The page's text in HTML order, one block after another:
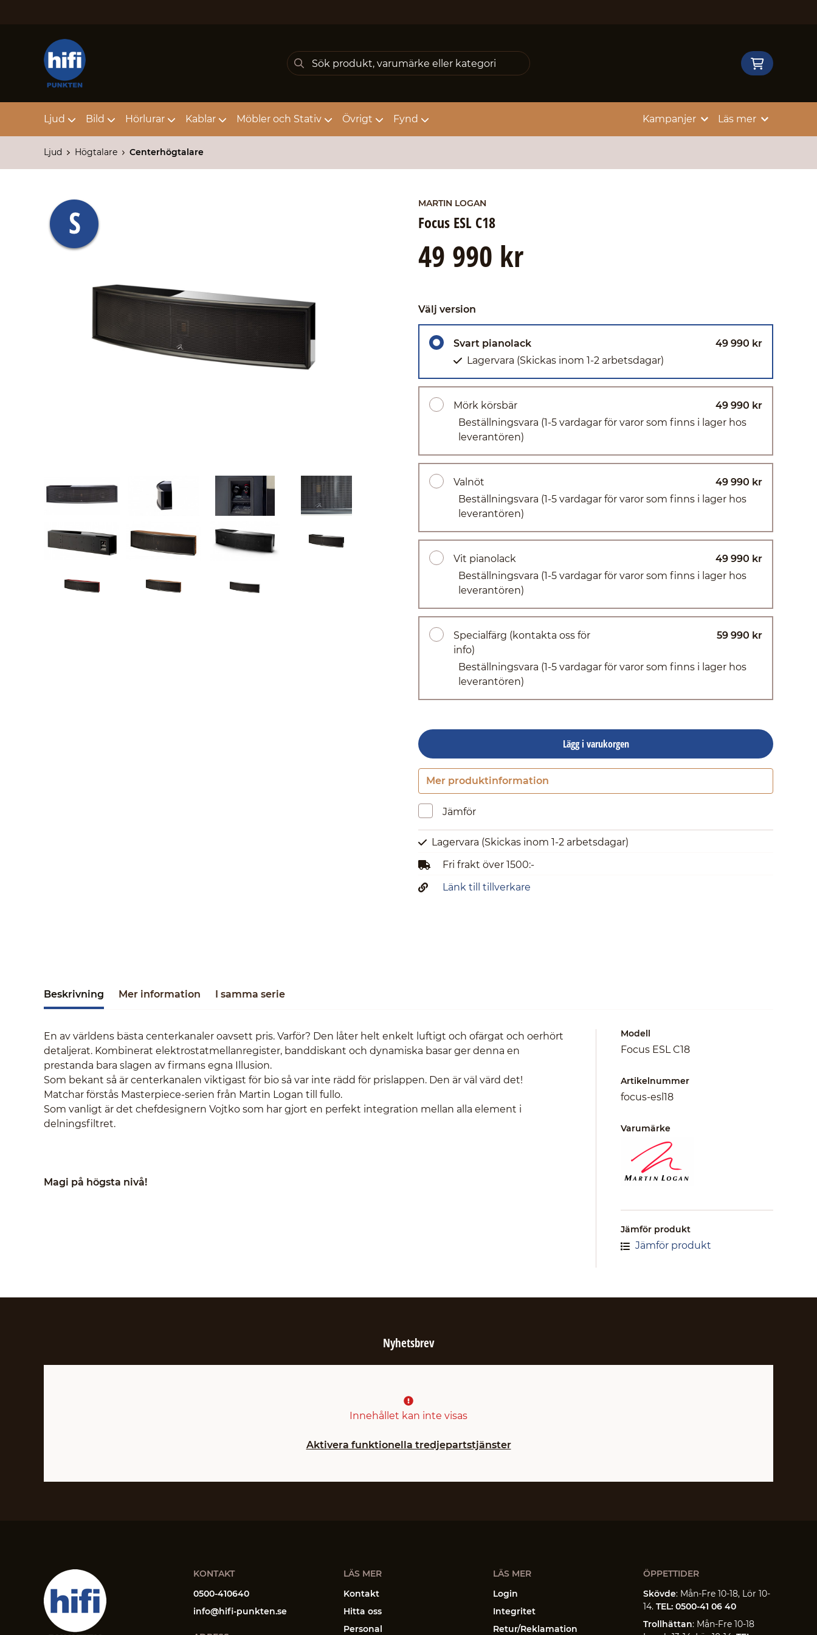
Ljud Bild Hörlurar Kablar Möbler och Stativ Övrigt Fynd Kampanjer Läs mer
Ljud Högtalare Centerhögtalare
MARTIN LOGAN
Focus ESL C18
49 990 kr
Välj version
Svart pianolack
49 990 kr
Lagervara (Skickas inom 1-2 arbetsdagar)
Mörk körsbär
49 990 kr
Beställningsvara (1-5 vardagar för varor som finns i lager hos
leverantören)
Valnöt
49 990 kr
Beställningsvara (1-5 vardagar för varor som finns i lager hos
leverantören)
Vit pianolack
49 990 kr
Beställningsvara (1-5 vardagar för varor som finns i lager hos
leverantören)
Specialfärg (kontakta oss för
info)
59 990 kr
Beställningsvara (1-5 vardagar för varor som finns i lager hos
leverantören)
Lägg i varukorgen
Mer produktinformation
Jämför
Lagervara (Skickas inom 1-2 arbetsdagar)
Fri frakt över 1500:-
Länk till tillverkare
Beskrivning Mer information I samma serie
En av världens bästa centerkanaler oavsett pris. Varför? Den låter helt enkelt luftigt och ofärgat och oerhört
detaljerat. Kombinerat elektrostatmellanregister, banddiskant och dynamiska basar ger denna en
prestanda bara slagen av firmans egna Illusion.
Som bekant så är centerkanalen viktigast för bio så var inte rädd för prislappen. Den är väl värd det!
Matchar förstås Masterpiece-serien från Martin Logan till fullo.
Som vanligt är det chefdesignern Vojtko som har gjort en perfekt integration mellan alla element i
delningsfiltret.
Magi på högsta nivå!
Modell
Focus ESL C18
Artikelnummer
focus-esl18
Varumärke
Jämför produkt
Jämför produkt
Nyhetsbrev
Innehållet kan inte visas
Aktivera funktionella tredjepartstjänster
KONTAKT
0500-410640
info@hifi-punkten.se
LÄS MER
Kontakt
Hitta oss
Personal
LÄS MER
Login
Integritet
Retur/Reklamation
ÖPPETTIDER
Skövde: Mån-Fre 10-18, Lör 10-
14.TEL: 0500-41 06 40
Trollhättan: Mån-Fre 10-18